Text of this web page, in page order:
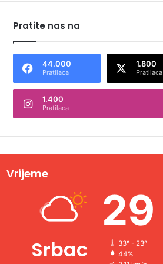
Pratite nas na
44.000
Pratilaca
1.800
Pratilaca
1.400
Pratilaca
Vrijeme
Srbac
29
33º - 23º
44%